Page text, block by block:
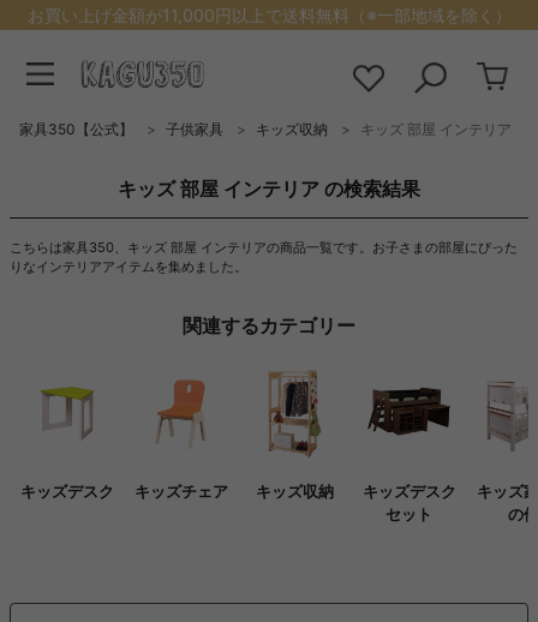
お買い上げ金額が11,000円以上で送料無料（※一部地域を除く）
家具350【公式】 子供家具 キッズ収納 キッズ 部屋 インテリア
キッズ 部屋 インテリア の検索結果
こちらは家具350、キッズ 部屋 インテリアの商品一覧です。お子さまの部屋にぴった
りなインテリアアイテムを集めました。
関連するカテゴリー
キッズデスク キッズチェア キッズ収納
キッズデスク
セット
キッズ
の他